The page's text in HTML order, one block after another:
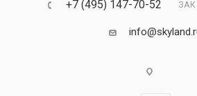
+7 (495) 147-70-52